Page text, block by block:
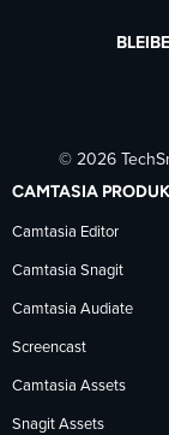
© 2026
CAMTASIA
Camtasia Editor
Camtasia Snagit
Camtasia Audiate
Screencast
Camtasia Assets
Snagit Assets